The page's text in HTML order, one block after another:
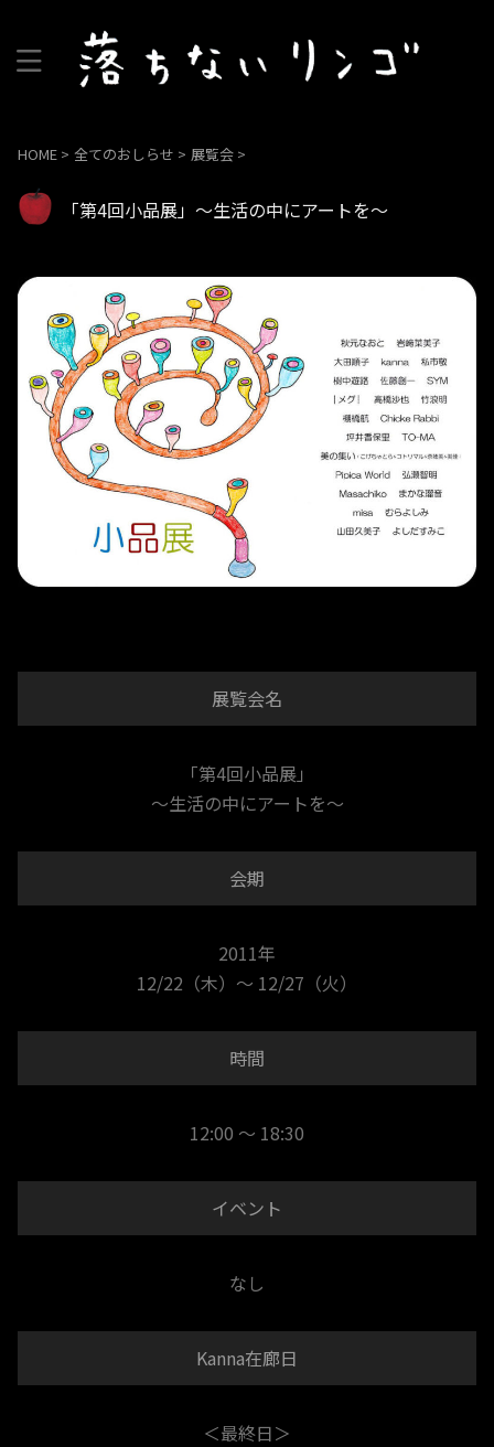
HOME > 全てのおしらせ > 展覧会 >
「第4回小品展」～生活の中にアートを～
展覧会名
「第4回小品展」
～生活の中にアートを～
会期
2011年
12/22（木）～ 12/27（火）
時間
12:00 ～ 18:30
イベント
なし
Kanna在廊日
＜最終日＞